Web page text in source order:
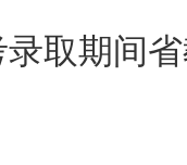
取期间